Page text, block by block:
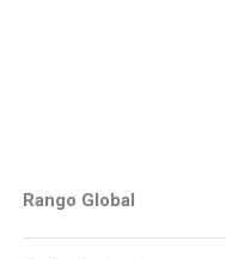
Rango Global